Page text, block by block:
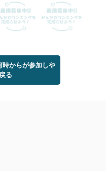
時からが参加しや
る